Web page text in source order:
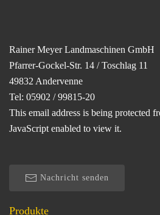
Rainer Meyer Landmaschinen GmbH
Pfarrer-Gockel-Str. 14 / Toschlag 11
49832 Andervenne
Tel: 05902 / 99815-20
This email address is being protected
JavaScript enabled to view it.
Nachricht senden
Produkte